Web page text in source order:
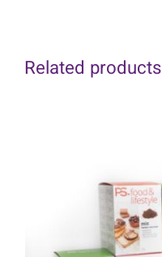
Related products